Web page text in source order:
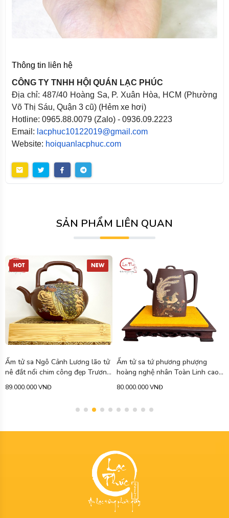
Thông tin liên hệ
CÔNG TY TNHH HỘI QUÁN LẠC PHÚC
Địa chỉ: 487/40 Hoàng Sa, P. Xuân Hòa, HCM (Phường
Võ Thị Sáu, Quận 3 cũ) (Hẻm xe hơi)
Hotline: 0965.88.0079 (Zalo) - 0936.09.2223
Email: lacphuc10122019@gmail.com
Website: hoiquanlacphuc.com
SẢN PHẨM LIÊN QUAN
Ấm tử sa tứ phương phượng
hoàng nghệ nhân Toàn Linh cao
cấp 750ml ATS471
80.000.000 VNĐ
Ấm tử sa tuyết hoa hoàng kim
đoạn nê vẽ rồng cao cấp 340ml
ATS463
79.900.000 VNĐ